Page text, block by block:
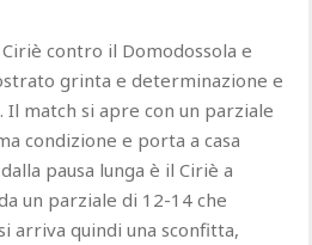
contro il Domodossola e
grinta e determinazione e
match si apre con un parziale
condizione e porta a casa
pausa lunga è il Ciriè a
un parziale di 12-14 che
quindi una sconfitta,